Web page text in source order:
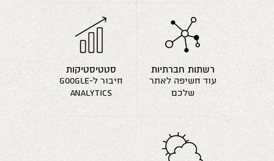
רשתות חברתיות
עוד חשיפה לאתר
שלכם
סטטיסטיקות
חיבור ל-google
analytics